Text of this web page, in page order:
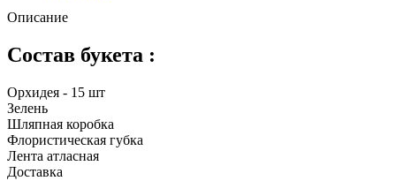
Описание
Состав букета :
Орхидея - 15 шт
Зелень
Шляпная коробка
Флористическая губка
Лента атласная
Доставка